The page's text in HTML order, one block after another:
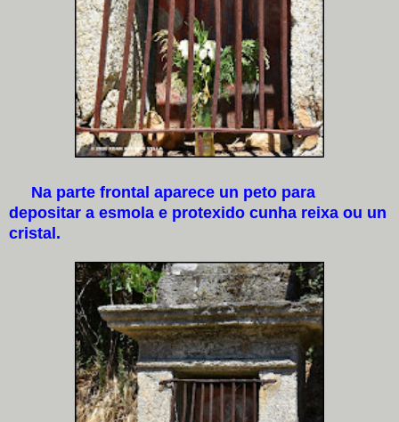
Na parte frontal aparece un peto para
depositar a esmola e protexido cunha reixa ou un
cristal.